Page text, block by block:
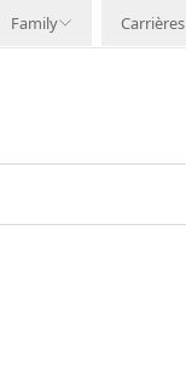
Family Carrières